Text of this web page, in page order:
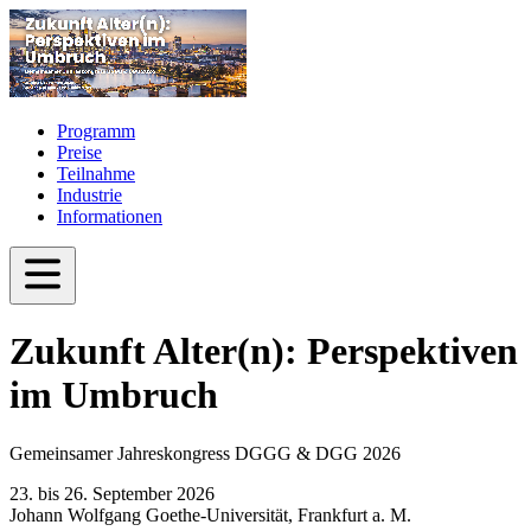
Programm
Preise
Teilnahme
Industrie
Informationen
Zukunft Alter(n): Perspektiven
im Umbruch
Gemeinsamer Jahreskongress DGGG & DGG 2026
23. bis 26. September 2026
Johann Wolfgang Goethe-Universität, Frankfurt a. M.